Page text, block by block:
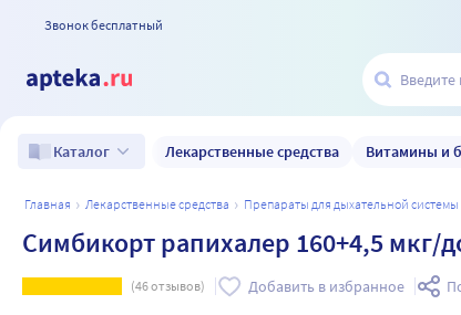
Звонок бесплатный
Каталог Лекарственные средства Витамины и
главная лекарственные средства препараты для дыхательной системы
Симбикорт рапихалер 160+4,5 мкг/
(46отзывов) Добавить в избранное